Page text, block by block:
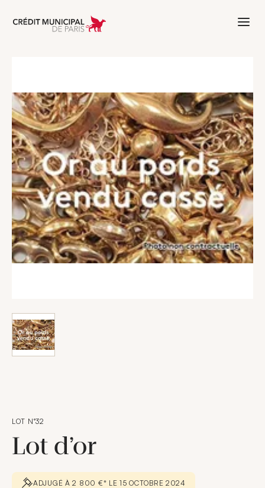
Aller à l'accueil de Crédit Municipal
LOT N°32
Lot d’or
ADJUGÉ À 2 800 €* LE 15 OCTOBRE 2024